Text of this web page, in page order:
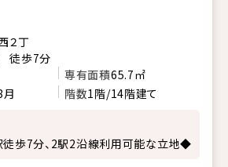
２丁
徒歩7分
専有面積65.7㎡
階数1階/14階建て
徒歩7分、2駅2沿線利用可能な立地◆